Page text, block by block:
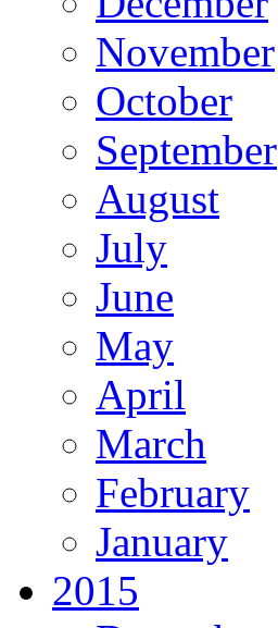
November
October
September
August
July
June
May
April
March
February
January
2015